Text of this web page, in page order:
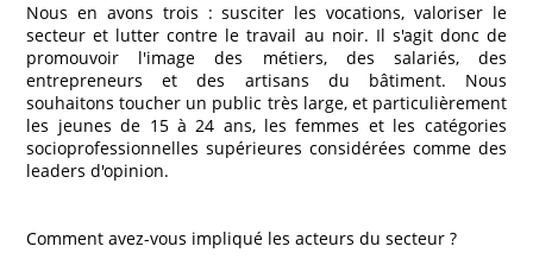
Nous en avons trois : susciter les vocations, valoriser le
secteur et lutter contre le travail au noir. Il s'agit donc de
promouvoir l'image des métiers, des salariés, des
entrepreneurs et des artisans du bâtiment. Nous
souhaitons toucher un public très large, et particulièrement
les jeunes de 15 à 24 ans, les femmes et les catégories
socioprofessionnelles supérieures considérées comme des
leaders d'opinion.
Comment avez-vous impliqué les acteurs du secteur ?